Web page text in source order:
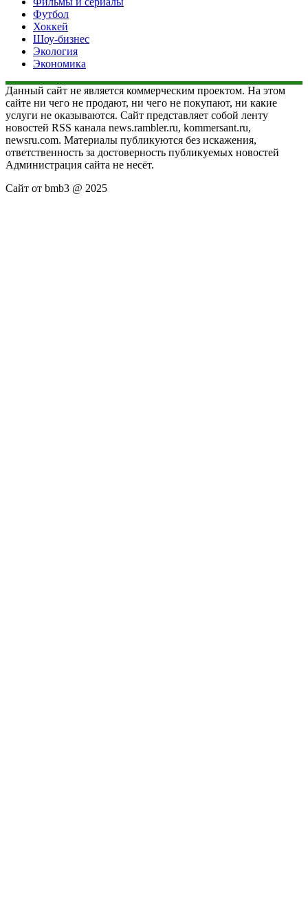
Футбол
Хоккей
Шоу-бизнес
Экология
Экономика
Данный сайт не является коммерческим проектом. На этом
сайте ни чего не продают, ни чего не покупают, ни какие
услуги не оказываются. Сайт представляет собой ленту
новостей RSS канала news.rambler.ru, kommersant.ru,
newsru.com. Материалы публикуются без искажения,
ответственность за достоверность публикуемых новостей
Администрация сайта не несёт.
Сайт от bmb3 @ 2025